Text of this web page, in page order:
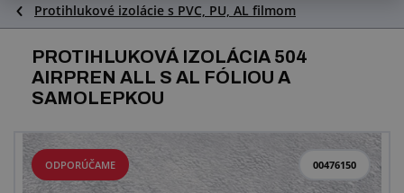
Hadice a ich kompletizácia
Profily a výroba tesnení
Technické plasty
Dopravníkové pásy a montáž
Protihlukové izolácie s PVC, PU, AL filmom
PROTIHLUKOVÁ IZOLÁCIA 504
AIRPREN ALL S AL FÓLIOU A
SAMOLEPKOU
00476150
ODPORÚČAME